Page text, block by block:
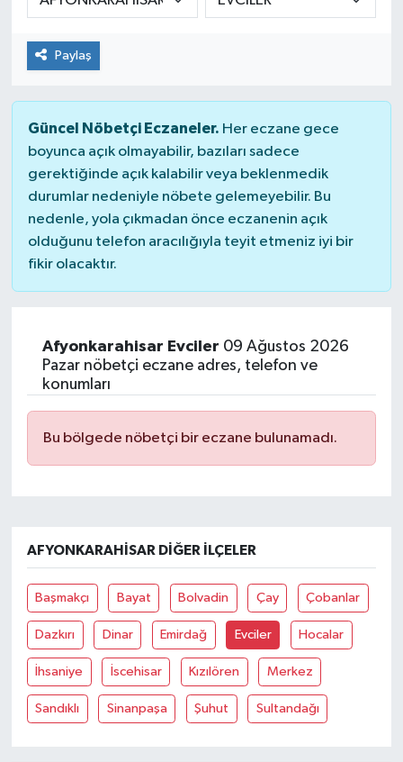
Paylaş
Güncel Nöbetçi Eczaneler. Her eczane gece
boyunca açık olmayabilir, bazıları sadece
gerektiğinde açık kalabilir veya beklenmedik
durumlar nedeniyle nöbete gelemeyebilir. Bu
nedenle, yola çıkmadan önce eczanenin açık
olduğunu telefon aracılığıyla teyit etmeniz iyi bir
fikir olacaktır.
Afyonkarahisar Evciler 09 Ağustos 2026
Pazar nöbetçi eczane adres, telefon ve
konumları
Bu bölgede nöbetçi bir eczane bulunamadı.
AFYONKARAHISAR DIĞER İLÇELER
Başmakçı Bayat Bolvadin Çay Çobanlar
Dazkırı Dinar Emirdağ Evciler Hocalar
İhsaniye İscehisar Kızılören Merkez
Sandıklı Sinanpaşa Şuhut Sultandağı